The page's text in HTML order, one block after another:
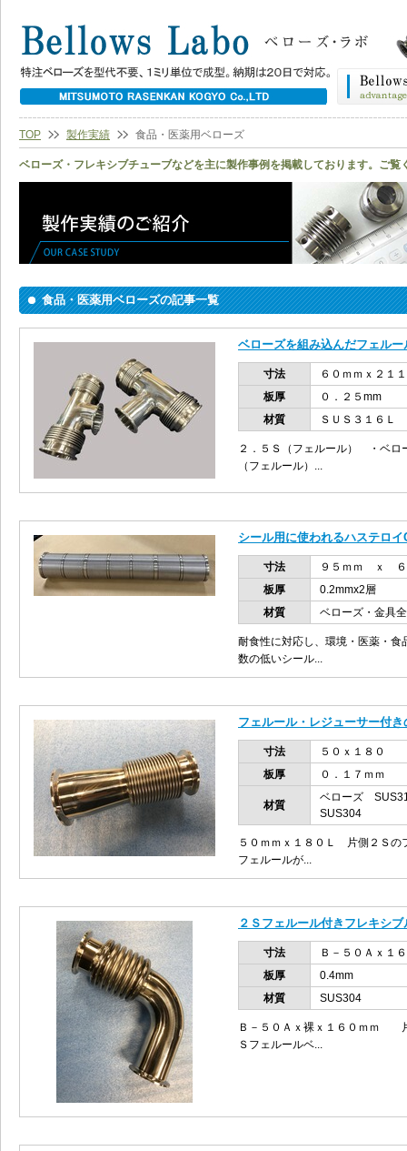
TOP 製作実績 食品・医薬用ベローズ
ベローズ・フレキシブチューブなどを主に製作事例を掲載しております。ご覧
食品・医薬用ベローズの記事一覧
ベローズを組み込んだフェルー
寸法
６０ｍｍｘ２１
板厚
０．２５mm
材質
ＳＵＳ３１６Ｌ
２．５Ｓ（フェルール） ・ベロ
（フェルール）...
シール用に使われるハステロ
寸法
９５ｍｍ ｘ ６
板厚
0.2mmx2層
材質
ベローズ・金具
耐食性に対応し、環境・医薬・
数の低いシール...
フェルール・レジューサー付
寸法
５０ｘ１８０
板厚
０．１７ｍｍ
材質
ベローズ
SUS304
５０ｍｍｘ１８０Ｌ 片側２Ｓの
フェルールが...
２Ｓフェルール付きフレキシ
寸法
Ｂ－５０Ａｘ１
板厚
0.4mm
材質
SUS304
Ｂ－５０Ａｘ裸ｘ１６０ｍｍ
Ｓフェルールベ...